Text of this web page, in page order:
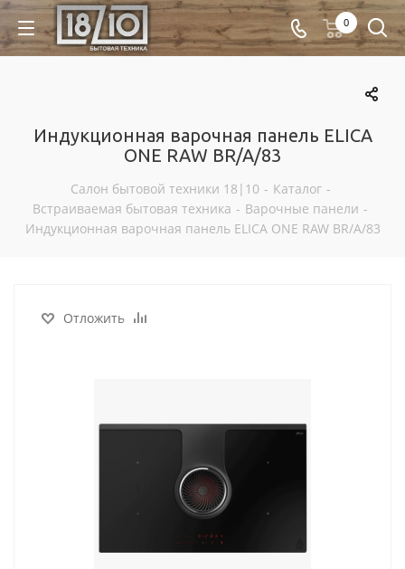
0
Индукционная варочная панель ELICA
ONE RAW BR/A/83
Салон бытовой техники 18|10 - Каталог -
Встраиваемая бытовая техника - Варочные панели -
Индукционная варочная панель ELICA ONE RAW BR/A/83
Отложить